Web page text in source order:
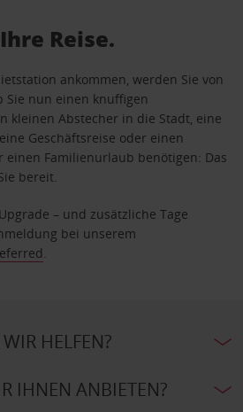
Reise.
ankommen, werden Sie von
Sie nun einen knuffigen
kleinen Abstecher in die Stadt, eine
Geschäftsreise oder einen
Familienurlaub benötigen: Das
bereit.
– und zusätzliche Tage
bei unserem
HELFEN?
IHNEN ANBIETEN?